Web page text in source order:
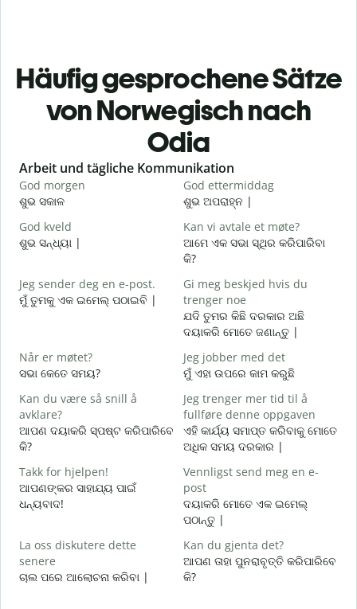
Häufig gesprochene Sätze
von Norwegisch nach
Odia
Slide 1 of 6
Arbeit und tägliche Kommunikation
God morgen
ଶୁଭ ସକାଳ
God ettermiddag
ଶୁଭ ଅପରାହ୍ନ |
God kveld
ଶୁଭ ସନ୍ଧ୍ୟା |
Kan vi avtale et møte?
ଆମେ ଏକ ସଭା ସ୍ଥିର କରିପାରିବା
କି?
Jeg sender deg en e-post.
ମୁଁ ତୁମକୁ ଏକ ଇମେଲ୍ ପଠାଇବି |
Gi meg beskjed hvis du
trenger noe
ଯଦି ତୁମର କିଛି ଦରକାର ଅଛି
ଦୟାକରି ମୋତେ ଜଣାନ୍ତୁ |
Når er møtet?
ସଭା କେତେ ସମୟ?
Jeg jobber med det
ମୁଁ ଏହା ଉପରେ କାମ କରୁଛି
Kan du være så snill å
avklare?
ଆପଣ ଦୟାକରି ସ୍ପଷ୍ଟ କରିପାରିବେ
କି?
Jeg trenger mer tid til å
fullføre denne oppgaven
ଏହି କାର୍ଯ୍ୟ ସମାପ୍ତ କରିବାକୁ ମୋତେ
ଅଧିକ ସମୟ ଦରକାର |
Takk for hjelpen!
ଆପଣଙ୍କର ସାହାଯ୍ୟ ପାଇଁ
ଧନ୍ୟବାଦ!
Vennligst send meg en e-
post
ଦୟାକରି ମୋତେ ଏକ ଇମେଲ୍
ପଠାନ୍ତୁ |
La oss diskutere dette
senere
ଚାଲ ପରେ ଆଲୋଚନା କରିବା |
Kan du gjenta det?
ଆପଣ ତାହା ପୁନରାବୃତ୍ତି କରିପାରିବେ
କି?